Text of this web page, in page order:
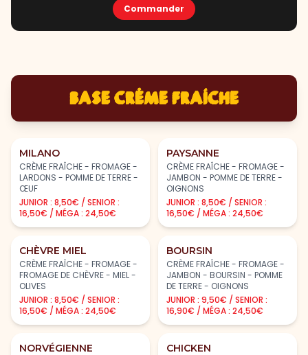
Commander
BASE CRÈME FRAÎCHE
MILANO
CRÈME FRAÎCHE - FROMAGE -
LARDONS - POMME DE TERRE -
ŒUF
JUNIOR : 8,50€ / SENIOR :
16,50€ / MÉGA : 24,50€
PAYSANNE
CRÈME FRAÎCHE - FROMAGE -
JAMBON - POMME DE TERRE -
OIGNONS
JUNIOR : 8,50€ / SENIOR :
16,50€ / MÉGA : 24,50€
CHÈVRE MIEL
CRÈME FRAÎCHE - FROMAGE -
FROMAGE DE CHÈVRE - MIEL -
OLIVES
JUNIOR : 8,50€ / SENIOR :
16,50€ / MÉGA : 24,50€
BOURSIN
CRÈME FRAÎCHE - FROMAGE -
JAMBON - BOURSIN - POMME
DE TERRE - OIGNONS
JUNIOR : 9,50€ / SENIOR :
16,90€ / MÉGA : 24,50€
NORVÉGIENNE CHICKEN